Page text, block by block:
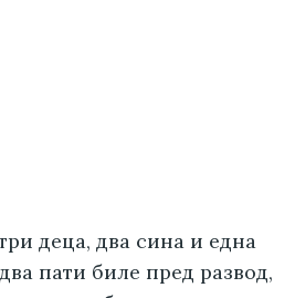
деца, два сина и една
пати биле пред развод,